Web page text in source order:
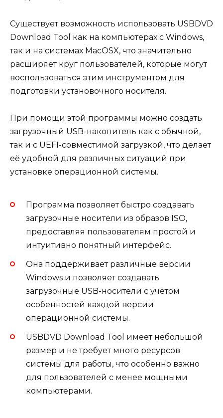
Существует возможность использовать USBDVD
Download Tool как на компьютерах с Windows,
так и на системах MacOSX, что значительно
расширяет круг пользователей, которые могут
воспользоваться этим инструментом для
подготовки установочного носителя.
При помощи этой программы можно создать
загрузочный USB-накопитель как с обычной,
так и с UEFI-совместимой загрузкой, что делает
её удобной для различных ситуаций при
установке операционной системы.
Программа позволяет быстро создавать
загрузочные носители из образов ISO,
предоставляя пользователям простой и
интуитивно понятный интерфейс.
Она поддерживает различные версии
Windows и позволяет создавать
загрузочные USB-носители с учетом
особенностей каждой версии
операционной системы.
USBDVD Download Tool имеет небольшой
размер и не требует много ресурсов
системы для работы, что особенно важно
для пользователей с менее мощными
компьютерами.